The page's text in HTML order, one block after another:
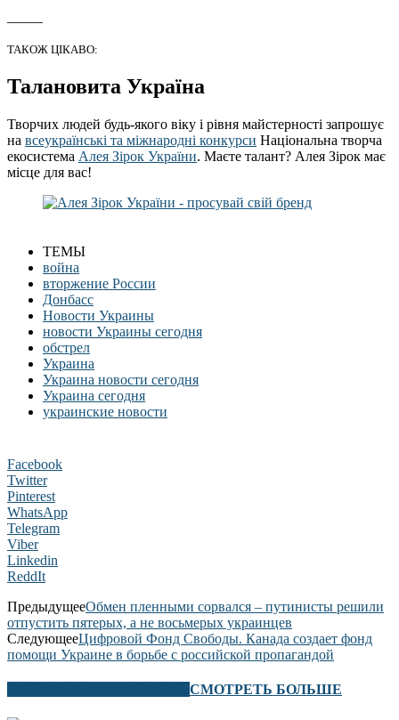
ТАКОЖ ЦІКАВО:
Талановита Україна
Творчих людей будь-якого віку і рівня майстерності запрошує
на всеукраїнські та міжнародні конкурси Національна творча
екосистема Алея Зірок України. Маєте талант? Алея Зірок має
місце для вас!
ТЕМЫ
война
вторжение России
Донбасс
Новости Украины
новости Украины сегодня
обстрел
Украина
Украина новости сегодня
Украина сегодня
украинские новости
Facebook
Twitter
Pinterest
WhatsApp
Telegram
Viber
Linkedin
ReddIt
ПредыдущееОбмен пленными сорвался – путинисты решили
отпустить пятерых, а не восьмерых украинцев
СледующееЦифровой Фонд Свободы. Канада создает фонд
помощи Украине в борьбе с российской пропагандой
СМОТРЕТЬ БОЛЬШЕ